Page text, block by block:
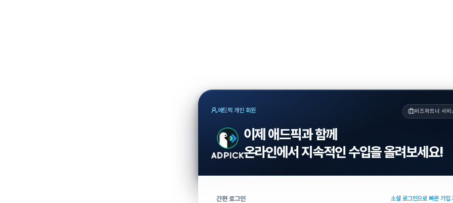
애드픽 개인 회원 비즈파트너 서비
이제 애드픽과 함께
온라인에서 지속적인 수입을 올려보세요!
간편 로그인 소셜 로그인으로 빠른 가입